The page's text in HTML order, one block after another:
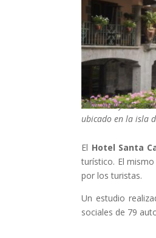
MMI Analytics
ubicado en la isla
El Hotel Santa
turístico. El
por los turistas.
Un estudio
sociales de 79